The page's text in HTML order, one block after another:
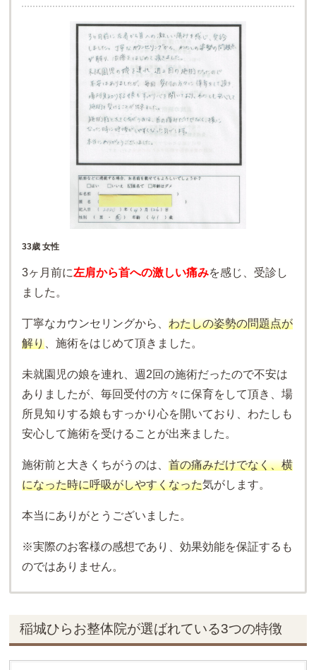
33歳 女性
3ヶ月前に左肩から首への激しい痛みを感じ、受診し
ました。
丁寧なカウンセリングから、わたしの姿勢の問題点が
解り 、施術をはじめて頂きました。
未就園児の娘を連れ、週2回の施術だったので不安は
ありましたが、毎回受付の方々に保育をして頂き、場
所見知りする娘もすっかり心を開いており、わたしも
安心して施術を受けることが出来ました。
施術前と大きくちがうのは、首の痛みだけでなく、横
になった時に呼吸がしやすくなった気がします。
本当にありがとうございました。
※実際のお客様の感想であり、効果効能を保証するも
のではありません。
稲城ひらお整体院が選ばれている3つの特徴